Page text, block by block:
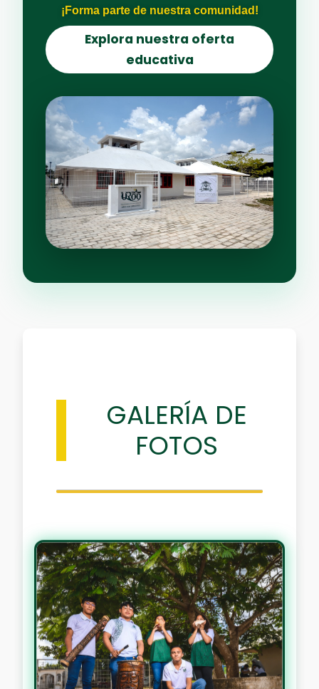
¡Forma parte de nuestra comunidad!
Explora nuestra oferta
educativa
GALERÍA DE
FOTOS